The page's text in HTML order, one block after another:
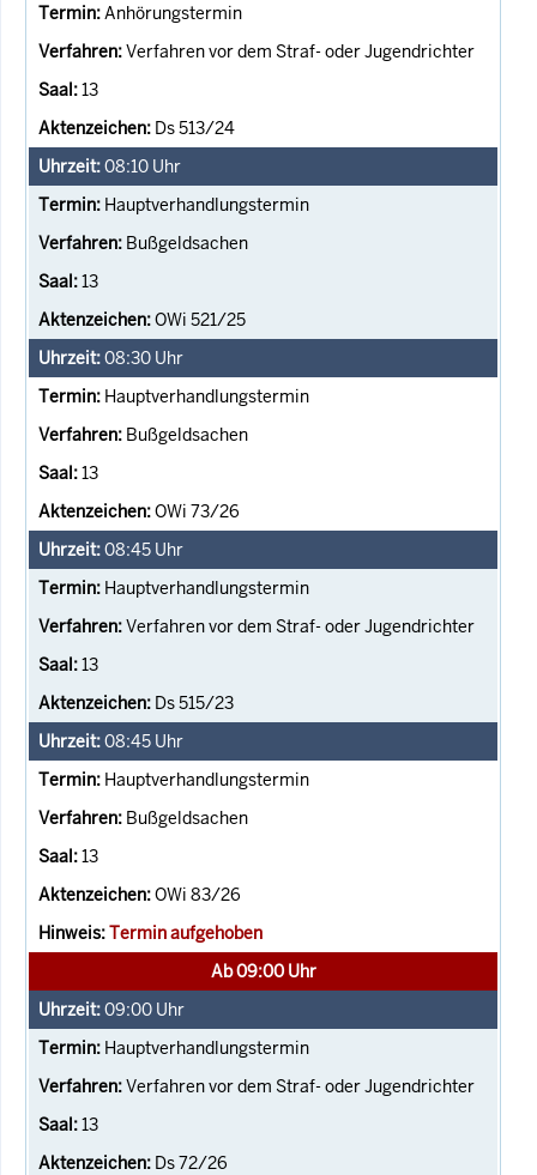
Anhörungstermin
Verfahren vor dem Straf- oder Jugendrichter
13
Ds 513/24
08:10 Uhr
Hauptverhandlungstermin
Bußgeldsachen
13
OWi 521/25
08:30 Uhr
Hauptverhandlungstermin
Bußgeldsachen
13
OWi 73/26
08:45 Uhr
Hauptverhandlungstermin
Verfahren vor dem Straf- oder Jugendrichter
13
Ds 515/23
08:45 Uhr
Hauptverhandlungstermin
Bußgeldsachen
13
OWi 83/26
Termin aufgehoben
Ab 09:00 Uhr
09:00 Uhr
Hauptverhandlungstermin
Verfahren vor dem Straf- oder Jugendrichter
13
Ds 72/26